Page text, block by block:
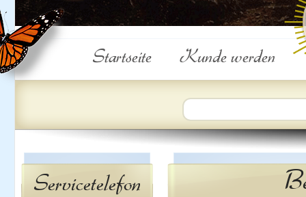
Startseite Kunde werden
Servicetelefon